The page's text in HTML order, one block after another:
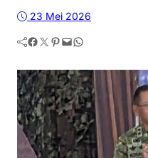
23 Mei 2026
Facebook Twitter Pinterest Mail WhatsApp